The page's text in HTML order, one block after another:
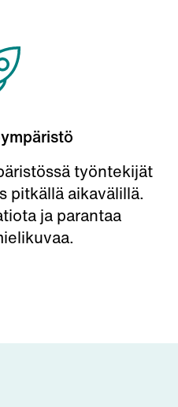
työntekijät
pitkällä aikavälillä.
ja parantaa